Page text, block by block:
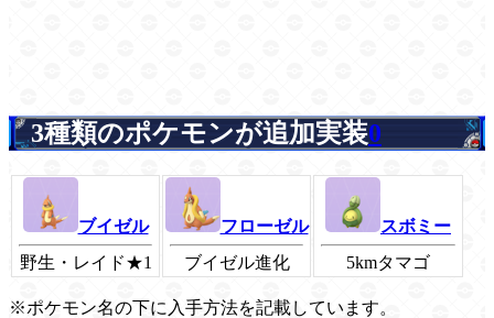
3種類のポケモンが追加実装0
ブイゼル
野生・レイド★1
フローゼル
ブイゼル進化
スボミー
5kmタマゴ
※ポケモン名の下に入手方法を記載しています。